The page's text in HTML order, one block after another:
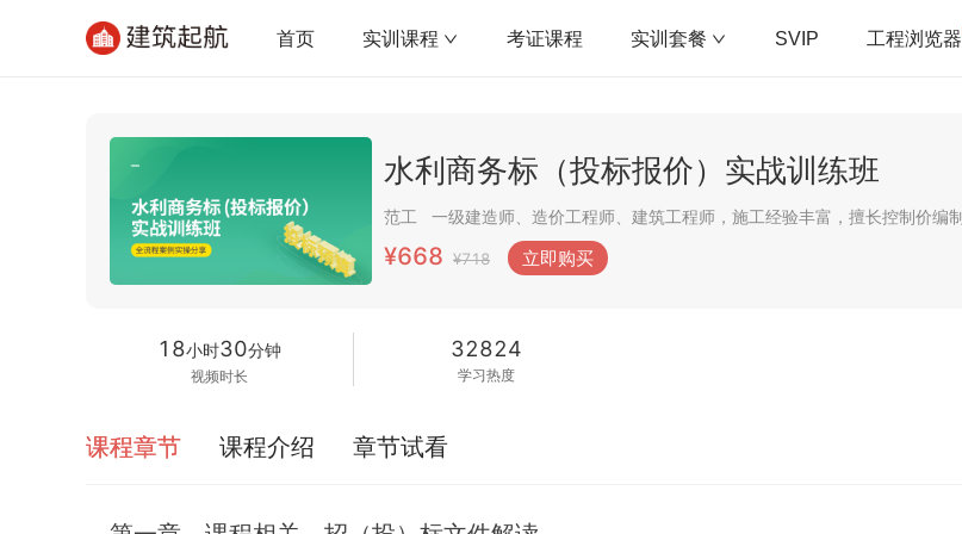
首页 实训课程 考证课程 实训套餐 SVIP 工程浏览器
水利商务标（投标报价）实战训练班
范工
¥668 ¥718 立即购买
18小时30分钟
视频时长
32824
学习热度
课程章节 课程介绍 章节试看